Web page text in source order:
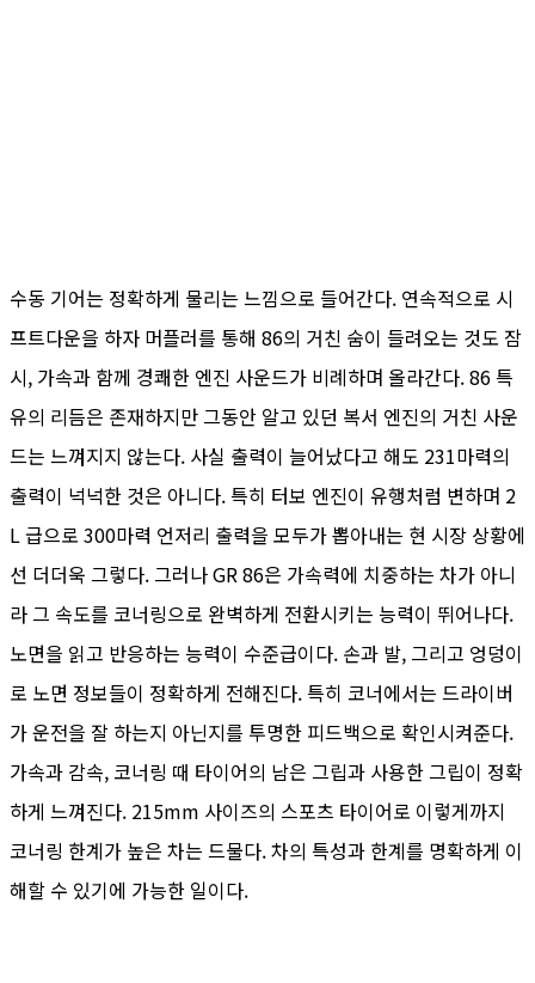
수동 기어는 정확하게 물리는 느낌으로 들어간다. 연속적으로 시
프트다운을 하자 머플러를 통해 86의 거친 숨이 들려오는 것도 잠
시, 가속과 함께 경쾌한 엔진 사운드가 비례하며 올라간다. 86 특
유의 리듬은 존재하지만 그동안 알고 있던 복서 엔진의 거친 사운
드는 느껴지지 않는다. 사실 출력이 늘어났다고 해도 231마력의
출력이 넉넉한 것은 아니다. 특히 터보 엔진이 유행처럼 변하며 2
L 급으로 300마력 언저리 출력을 모두가 뽑아내는 현 시장 상황에
선 더더욱 그렇다. 그러나 GR 86은 가속력에 치중하는 차가 아니
라 그 속도를 코너링으로 완벽하게 전환시키는 능력이 뛰어나다.
노면을 읽고 반응하는 능력이 수준급이다. 손과 발, 그리고 엉덩이
로 노면 정보들이 정확하게 전해진다. 특히 코너에서는 드라이버
가 운전을 잘 하는지 아닌지를 투명한 피드백으로 확인시켜준다.
가속과 감속, 코너링 때 타이어의 남은 그립과 사용한 그립이 정확
하게 느껴진다. 215mm 사이즈의 스포츠 타이어로 이렇게까지
코너링 한계가 높은 차는 드물다. 차의 특성과 한계를 명확하게 이
해할 수 있기에 가능한 일이다.